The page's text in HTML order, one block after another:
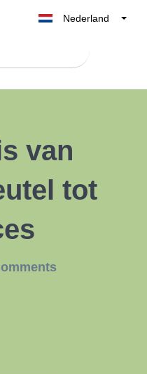
Nederland
België
España
van
tot